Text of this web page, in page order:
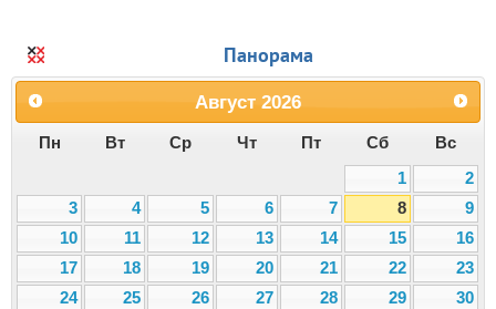
Панорама
Август 2026
Пн Вт Ср Чт Пт Сб
Вс
1
2
3
4 5 6 7 8
9
10
11 12 13 14 15
16
17
18 19 20 21 22
23
24
25 26 27 28 29
30